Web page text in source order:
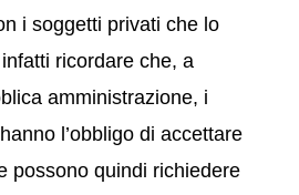
i soggetti privati che lo
ricordare che, a
amministrazione, i
l’obbligo di accettare
possono quindi richiedere